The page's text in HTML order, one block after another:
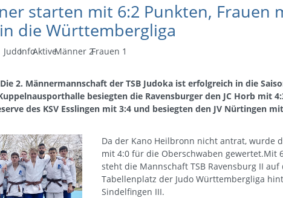
starten mit 6:2 Punkten, Frauen
die Württembergliga
JudoInfoAktiveMänner 2Frauen 1
2. Männermannschaft der TSB Judoka ist erfolgreich in die
besiegten die Ravensburger den JC Horb mit
des KSV Esslingen mit 3:4 und besiegten den JV Nürtingen
Da der Kano Heilbronn nicht antrat, wurde
mit 4:0 für die Oberschwaben gewertet.Mit
steht die Mannschaft TSB Ravensburg II auf
Tabellenplatz der Judo Württembergliga
Sindelfingen III.